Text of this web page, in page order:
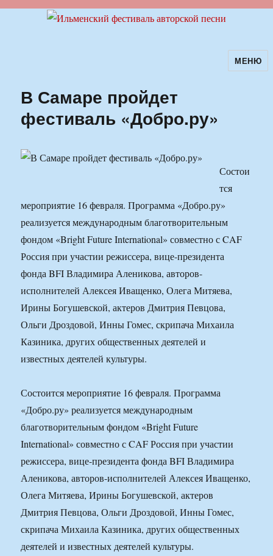
Ильменский фестиваль авторскойМЕНЮ
В Самаре пройдет
фестиваль «Добро.ру»
Состои
тся
мероприятие 16 февраля. Программа «Добро.ру»
реализуется международным благотворительным
фондом «Bright Future International» совместно с CAF
Россия при участии режиссера, вице-президента
фонда BFI Владимира Аленикова, авторов-
исполнителей Алексея Иващенко, Олега Митяева,
Ирины Богушевской, актеров Дмитрия Певцова,
Ольги Дроздовой, Инны Гомес, скрипача Михаила
Казиника, других общественных деятелей и
известных деятелей культуры.
Состоится мероприятие 16 февраля. Программа
«Добро.ру» реализуется международным
благотворительным фондом «Bright Future
International» совместно с CAF Россия при участии
режиссера, вице-президента фонда BFI Владимира
Аленикова, авторов-исполнителей Алексея Иващенко,
Олега Митяева, Ирины Богушевской, актеров
Дмитрия Певцова, Ольги Дроздовой, Инны Гомес,
скрипача Михаила Казиника, других общественных
деятелей и известных деятелей культуры.